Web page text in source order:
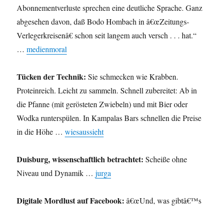
Abonnementverluste sprechen eine deutliche Sprache. Ganz
abgesehen davon, daß Bodo Hombach in â€œZeitungs-
Verlegerkreisenâ€ schon seit langem auch versch . . . hat.“
…medienmoral
Tücken der Technik: Sie schmecken wie Krabben.
Proteinreich. Leicht zu sammeln. Schnell zubereitet: Ab in
die Pfanne (mit gerösteten Zwiebeln) und mit Bier oder
Wodka runterspülen. In Kampalas Bars schnellen die Preise
in die Höhe …wiesaussieht
Duisburg, wissenschaftlich betrachtet: Scheiße ohne
Niveau und Dynamik …jurga
Digitale Mordlust auf Facebook: â€œUnd, was gibtâ€™s